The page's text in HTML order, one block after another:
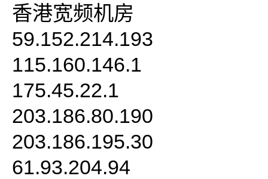
香港宽频机房
59.152.214.193
115.160.146.1
175.45.22.1
203.186.80.190
203.186.195.30
61.93.204.94